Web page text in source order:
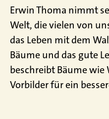
Erwin Thoma nimmt
Welt, die vielen von
das Leben mit dem
Bäume und das gute
beschreibt Bäume
Vorbilder für ein